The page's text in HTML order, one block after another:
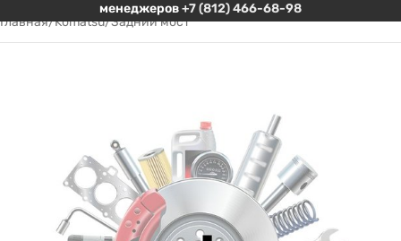
менеджеров+7 (812) 466-68-98
Главная/Komatsu/Задний мост